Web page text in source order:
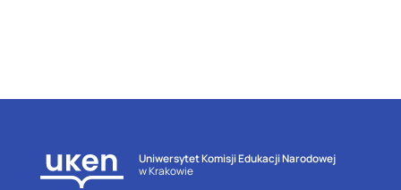
Uniwersytet Komisji Edukacji Narodowej
w Krakowie